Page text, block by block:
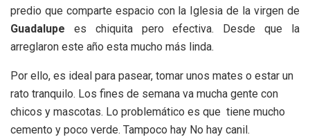
predio que comparte espacio con la Iglesia de la virgen de
Guadalupe es chiquita pero efectiva. Desde que la
arreglaron este año esta mucho más linda.
Por ello, es ideal para pasear, tomar unos mates o estar un
rato tranquilo. Los fines de semana va mucha gente con
chicos y mascotas. Lo problemático es que tiene mucho
cemento y poco verde. Tampoco hay No hay canil.